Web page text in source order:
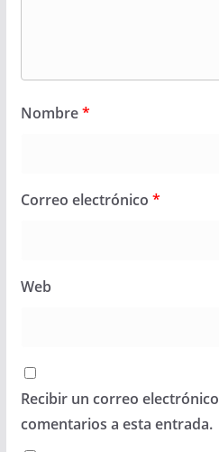
Nombre*
Correo electrónico *
Web
Recibir un correo
comentarios a esta entrada.